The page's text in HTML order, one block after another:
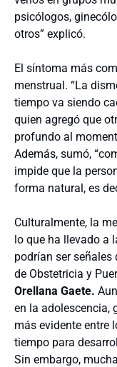
psicólogos,
otros” explicó.
El síntoma más
menstrual. “La
tiempo va siendo
quien agregó que
profundo al
Además, sumó,
impide que la
forma natural, es
Culturalmente, la
lo que ha llevado a
podrían ser señales
de Obstetricia y
Orellana Gaete.
en la adolescencia,
más evidente entre
tiempo para
Sin embargo,